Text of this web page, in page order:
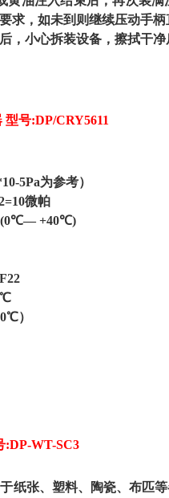
求，如未到则继续压动手柄
，小心拆装设备，擦拭干
号:DP/CRY5611
5Pa为参考）
微帕
+40℃)
）
:DP-WT-SC3
纸张、塑料、陶瓷、布匹